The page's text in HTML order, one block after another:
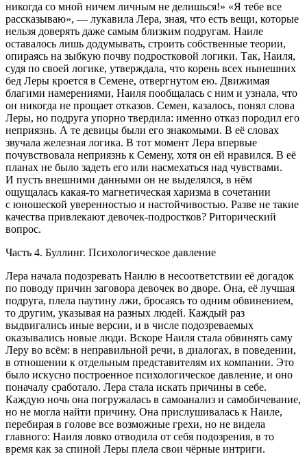
никогда со мной ничем личным не делишься!» «Я тебе все
рассказываю», — лукавила Лера, зная, что есть вещи, которые
нельзя доверять даже самым близким подругам. Наиле
оставалось лишь додумывать, строить собственные теории,
опираясь на зыбкую почву подростковой логики. Так, Наиля,
судя по своей логике, утверждала, что корень всех нынешних
бед Леры кроется в Семене, отвергнутом ею. Движимая
благими намерениями, Наиля пообщалась с ним и узнала, что
он никогда не прощает отказов. Семен, казалось, понял слова
Леры, но подруга упорно твердила: именно отказ породил его
неприязнь. А те девицы были его знакомыми. В еë словах
звучала железная логика. В тот момент Лера впервые
почувствовала неприязнь к Семену, хотя он ей нравился. В еë
планах не было задеть его или насмехаться над чувствами.
И пусть внешними данными он не выделялся, в нëм
ощущалась какая-то магнетическая харизма в сочетании
с юношеской уверенностью и настойчивостью. Разве не такие
качества привлекают девочек-подростков? Риторический
вопрос.
Часть 4. Буллинг. Психологическое давление
Лера начала подозревать Наилю в несоответствии еë догадок
по поводу причин заговора девочек во дворе. Она, еë лучшая
подруга, плела паутину лжи, бросаясь то одним обвинением,
то другим, указывая на разных людей. Каждый раз
выдвигались иные версии, и в числе подозреваемых
оказывались новые люди. Вскоре Наиля стала обвинять саму
Леру во всëм: в неправильной речи, в диалогах, в поведении,
в отношении к отдельным представителям их компании. Это
было искусно построенное психологическое давление, и оно
поначалу сработало. Лера стала искать причины в себе.
Каждую ночь она погружалась в самоанализ и самобичевание,
но не могла найти причину. Она прислушивалась к Наиле,
перебирая в голове все возможные грехи, но не видела
главного: Наиля ловко отводила от себя подозрения, в то
время как за спиной Леры плела свои чëрные интриги.